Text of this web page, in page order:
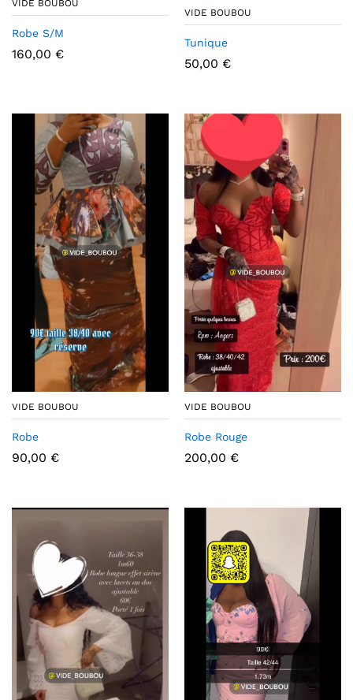
VIDE BOUBOU
Robe S/M
160,00 €
VIDE BOUBOU
Tunique
50,00 €
VIDE BOUBOU
Robe
90,00 €
VIDE BOUBOU
Robe Rouge
200,00 €